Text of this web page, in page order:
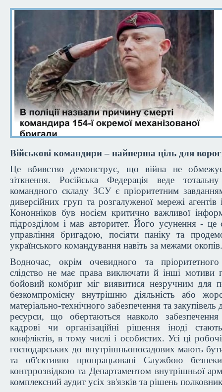
Військові командири – найперша ціль для
Це вбивство демонструє, що війна не
зіткнення. Російська Федерація веде
командного складу ЗСУ є пріоритетним
диверсійних груп та розгалуженої мережі
Кононніков був носієм критично важливої
підрозділом і мав авторитет. Його усунення - це
управління бригадою, посіяти паніку та
українського командування навіть за межами окопів.
Водночас, окрім очевидного та пріоритетного
слідство не має права виключати й інші
бойовий комбриг міг виявитися незручним для
безкомпромісну внутрішню діяльність або
матеріально-технічного забезпечення та закупівель
ресурси, що обертаються навколо
кадрові чи організаційні рішення іноді
конфліктів, в тому числі і особистих. Усі ці
господарських до внутрішньопосадових мають
та об'єктивно пропрацьовані Службою
контррозвідкою та Департаментом внутрішньої
комплексний аудит усіх зв'язків та рішень